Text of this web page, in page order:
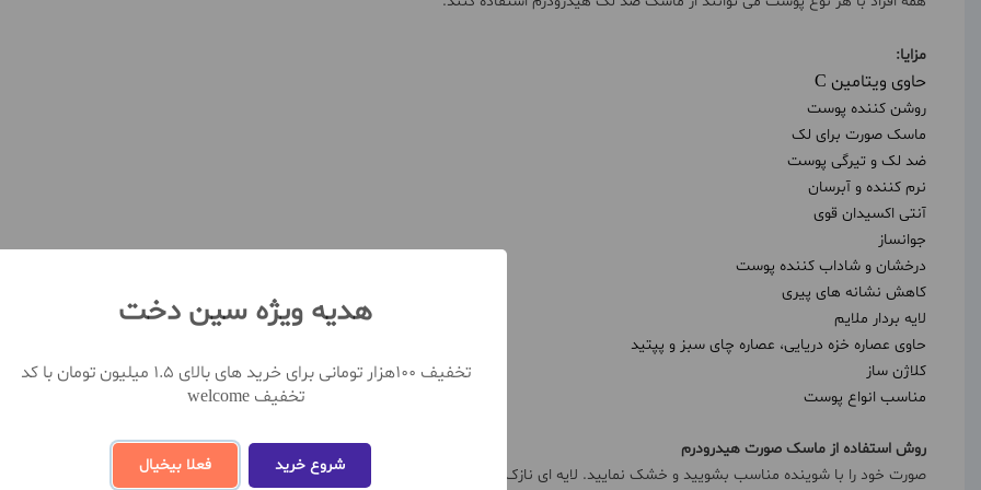
مزایا:
حاوی ویتامین C
روشن کننده پوست
ماسک صورت برای لک
ضد لک و تیرگی پوست
نرم کننده و آبرسان
آنتی اکسیدان قوی
جوانساز
درخشان و شاداب کننده پوست
کاهش نشانه های پیری
لایه بردار ملایم
حاوی عصاره خزه دریایی، عصاره چای سبز و پپتید
کلاژن ساز
مناسب انواع پوست
روش استفاده از ماسک صورت هیدرودرم
هدیه ویژه سین دخت
تخفیف 100هزار تومانی برای خرید های بالای 1.5 میلیون تومان با کد
تخفیف welcome
شروع خرید فعلا بیخیال